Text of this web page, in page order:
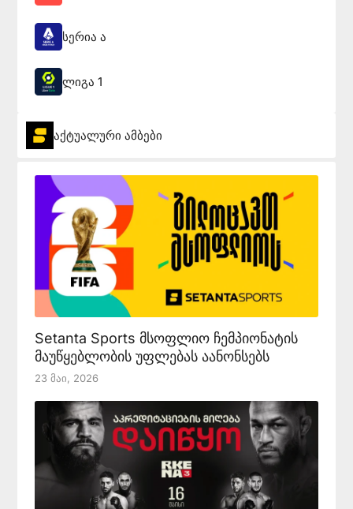
სერია ა
ლიგა 1
აქტუალური ამბები
Setanta Sports მსოფლიო ჩემპიონატის
მაუწყებლობის უფლებას აანონსებს
23 Მაი, 2026